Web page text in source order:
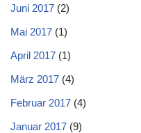
Juni 2017 (2)
Mai 2017 (1)
April 2017 (1)
März 2017 (4)
Februar 2017 (4)
Januar 2017 (9)